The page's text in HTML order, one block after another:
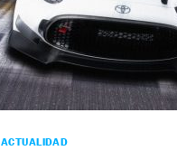
ACTUALIDAD